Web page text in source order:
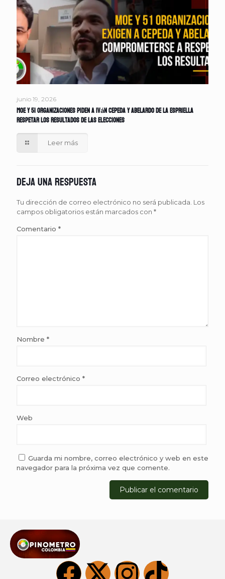
junio 19, 2026
MOE y 51 organizaciones piden a Iván Cepeda y Abelardo de la Espriella
respetar los resultados de las elecciones
Leer más
Deja una respuesta
Tu dirección de correo electrónico no será publicada. Los
campos obligatorios están marcados con *
Comentario *
Nombre *
Correo electrónico *
Web
Guarda mi nombre, correo electrónico y web en este
navegador para la próxima vez que comente.